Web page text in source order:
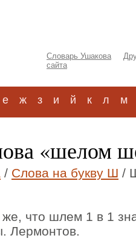
Словарь Ушакова
сайта
е ж з и й к л м
«шелом
/ Слова на букву Ш /
что шлем 1 в 1
Лермонтов.